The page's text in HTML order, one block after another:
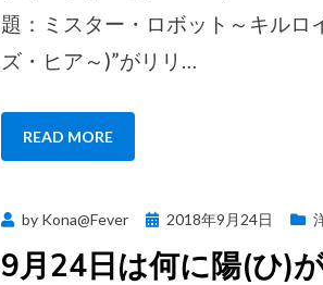
題：ミスター・ロボット～キルロ
ズ・ヒア～)”がリリ…
READ MORE
by Kona@Fever
Posted
2018年9月24日
9月24日は何に陽(ひ)